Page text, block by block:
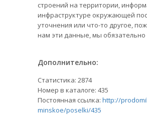
строений на территории,
инфраструктуре окружающей
уточнения или что-то другое,
нам эти данные, мы обязательно
Дополнительно:
Статистика: 2874
Номер в каталоге: 435
Постоянная ссылка: http://
minskoe/poselki/435